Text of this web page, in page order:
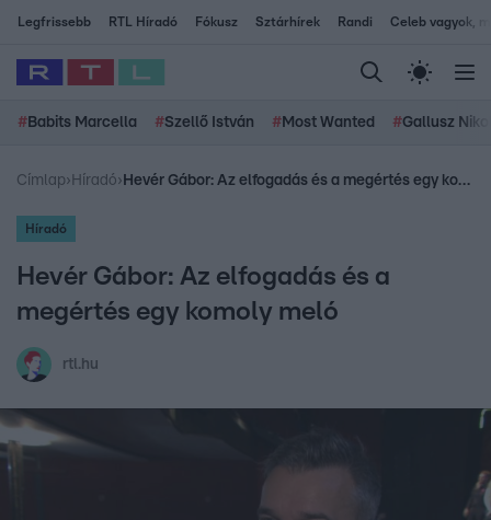
Legfrissebb RTL Híradó Fókusz Sztárhírek Randi Celeb vagyok,
# Babits Marcella #Szellő István # Most Wanted #Gallusz
Címlap› Híradó› Hevér Gábor: Az elfogadás és a megértés egy komoly meló
Híradó
Hevér Gábor: Az elfogadás és a
megértés egy komoly meló
rtl.hu